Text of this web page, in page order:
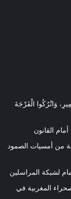
وَاتْرُكُوا الْفَرْجَةَ
القانون
من أمسيات الصمود
لشبكة المراسلين
المغربية في